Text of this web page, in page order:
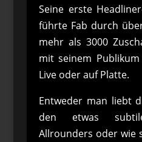
Seine erste
führte Fab durch
mehr als 3000
mit seinem
Live oder auf Platte.
Entweder man liebt
den etwas
Allrounders oder wie